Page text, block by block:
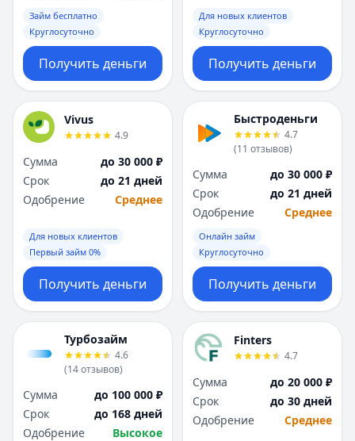
Займ бесплатно
Круглосуточно
Получить деньги
Для новых клиентов
Круглосуточно
Получить деньги
Vivus
4.9
Сумма
до 30 000 ₽
Срок
до 21 дней
Одобрение
Среднее
Для новых клиентов
Первый займ 0%
Получить деньги
Быстроденьги
4.7
(11 отзывов)
Сумма
до 30 000 ₽
Срок
до 21 дней
Одобрение
Среднее
Онлайн займ
Круглосуточно
Получить деньги
Турбозайм
4.6
(14отзывов)
Сумма
до 100 000 ₽
Срок
до 168 дней
Одобрение
Высокое
Finters
4.7
Сумма
до 20 000 ₽
Срок
до 30 дней
Одобрение
Среднее